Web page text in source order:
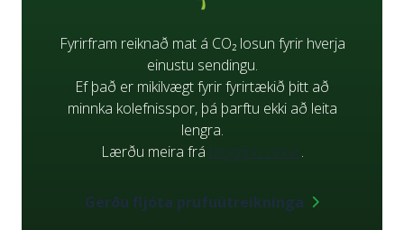
Fyrirfram reiknað mat á CO₂ losun fyrir hverja
einustu sendingu.
Ef það er mikilvægt fyrir fyrirtækið þitt að
minnka kolefnisspor, þá þarftu ekki að leita
lengra.
Lærðu meira frá blogginu okkar.
Gerðu fljóta prufuútreikninga